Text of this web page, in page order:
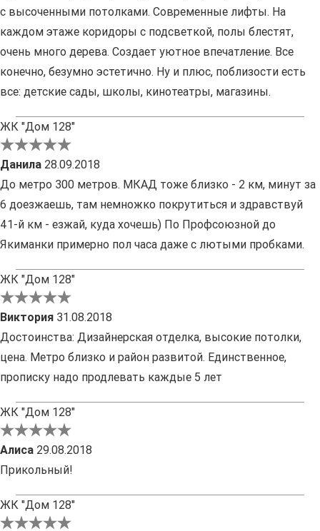
с высоченными потолками. Современные лифты. На
каждом этаже коридоры с подсветкой, полы блестят,
очень много дерева. Создает уютное впечатление. Все
конечно, безумно эстетично. Ну и плюс, поблизости есть
все: детские сады, школы, кинотеатры, магазины.
ЖК "Дом 128"
Данила 28.09.2018
До метро 300 метров. МКАД тоже близко - 2 км, минут за
6 доезжаешь, там немножко покрутиться и здравствуй
41-й км - езжай, куда хочешь) По Профсоюзной до
Якиманки примерно пол часа даже с лютыми пробками.
ЖК "Дом 128"
Виктория 31.08.2018
Достоинства: Дизайнерская отделка, высокие потолки,
цена. Метро близко и район развитой. Единственное,
прописку надо продлевать каждые 5 лет
ЖК "Дом 128"
Алиса 29.08.2018
Прикольный!
ЖК "Дом 128"